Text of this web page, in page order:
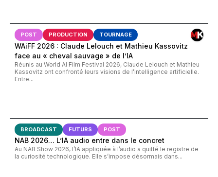
POST PRODUCTION TOURNAGE
WAiFF 2026 : Claude Lelouch et Mathieu Kassovitz
face au « cheval sauvage » de l’IA
Réunis au World AI Film Festival 2026, Claude Lelouch et Mathieu
Kassovitz ont confronté leurs visions de l’intelligence artificielle.
Entre...
BROADCAST FUTURS POST
NAB 2026… L’IA audio entre dans le concret
Au NAB Show 2026, l’IA appliquée à l’audio a quitté le registre de
la curiosité technologique. Elle s’impose désormais dans...